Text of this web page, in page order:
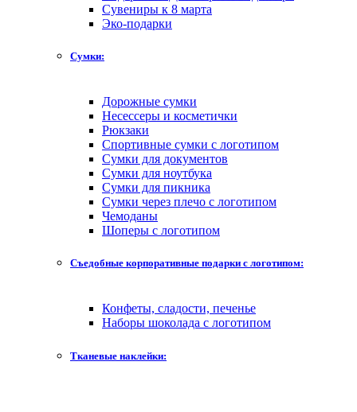
Сувениры к 8 марта
Эко-подарки
Сумки:
Дорожные сумки
Несессеры и косметички
Рюкзаки
Спортивные сумки с логотипом
Сумки для документов
Сумки для ноутбука
Сумки для пикника
Сумки через плечо с логотипом
Чемоданы
Шоперы с логотипом
Съедобные корпоративные подарки с логотипом:
Конфеты, сладости, печенье
Наборы шоколада с логотипом
Тканевые наклейки: